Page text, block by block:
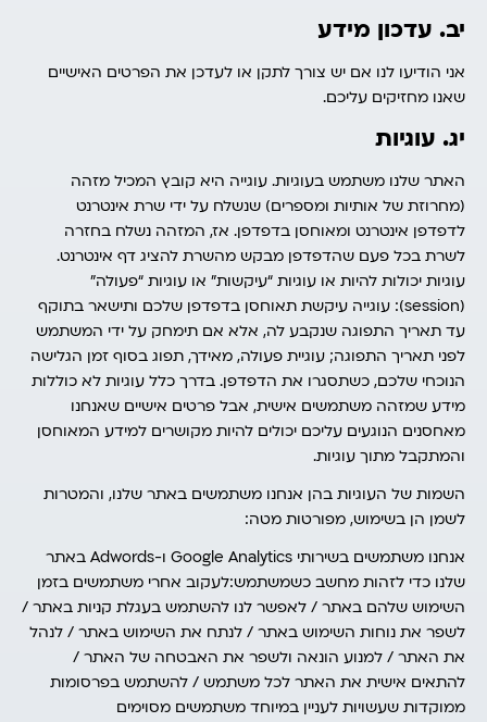
יב. עדכון מידע
אני הודיעו לנו אם יש צורך לתקן או לעדכן את הפרטים האישיים
שאנו מחזיקים עליכם.
יג. עוגיות
האתר שלנו משתמש בעוגיות. עוגייה היא קובץ המכיל מזהה
(מחרוזת של אותיות ומספרים) שנשלח על ידי שרת אינטרנט
לדפדפן אינטרנט ומאוחסן בדפדפן. אז, המזהה נשלח בחזרה
לשרת בכל פעם שהדפדפן מבקש מהשרת להציג דף אינטרנט.
עוגיות יכולות להיות או עוגיות “עיקשות” או עוגיות “פעולה”
(session): עוגייה עיקשת תאוחסן בדפדפן שלכם ותישאר בתוקף
עד תאריך התפוגה שנקבע לה, אלא אם תימחק על ידי המשתמש
לפני תאריך התפוגה; עוגיית פעולה, מאידך, תפוג בסוף זמן הגלישה
הנוכחי שלכם, כשתסגרו את הדפדפן. בדרך כלל עוגיות לא כוללות
מידע שמזהה משתמשים אישית, אבל פרטים אישיים שאנחנו
מאחסנים הנוגעים עליכם יכולים להיות מקושרים למידע המאוחסן
והמתקבל מתוך עוגיות.
השמות של העוגיות בהן אנחנו משתמשים באתר שלנו, והמטרות
לשמן הן בשימוש, מפורטות מטה:
אנחנו משתמשים בשירותי Google Analytics ו-Adwords באתר
שלנו כדי לזהות מחשב כשמשתמש:לעקוב אחרי משתמשים בזמן
השימוש שלהם באתר / לאפשר לנו להשתמש בעגלת קניות באתר /
לשפר את נוחות השימוש באתר / לנתח את השימוש באתר / לנהל
את האתר / למנוע הונאה ולשפר את האבטחה של האתר /
להתאים אישית את האתר לכל משתמש / להשתמש בפרסומות
ממוקדות שעשויות לעניין במיוחד משתמשים מסוימים